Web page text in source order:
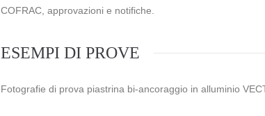
COFRAC, approvazioni e notifiche.
ESEMPI DI PROVE
Fotografie di prova piastrina bi-ancoraggio in alluminio